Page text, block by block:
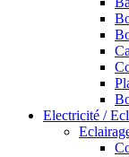
Electricité /